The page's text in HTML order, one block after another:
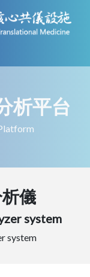
析平台
儀
system
system